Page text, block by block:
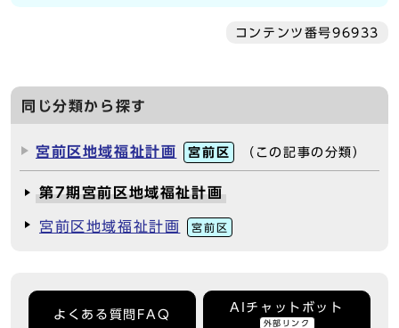
コンテンツ番号96933
同じ分類から探す
宮前区地域福祉計画 宮前区 （この記事の分類）
第7期宮前区地域福祉計画
宮前区地域福祉計画 宮前区
よくある質問FAQ
AIチャットボット
外部リンク